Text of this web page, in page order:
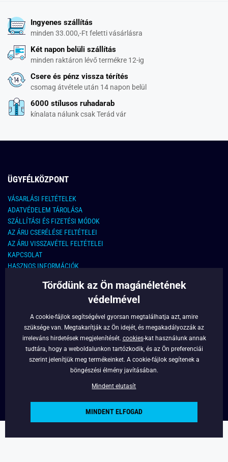
Ingyenes szállítás
minden 33.000,-Ft feletti vásárlásra
Két napon belüli szállítás
minden raktáron lévő termékre 12-ig
Csere és pénz vissza térítés
csomag átvétele után 14 napon belül
6000 stílusos ruhadarab
kínalata nálunk csak Terád vár
ÜGYFÉLKÖZPONT
VÁSARLÁSI FELTÉTELEK
ADATVÉDELEM TÁROLÁSA
SZÁLLÍTÁSI ÉS FIZETÉSI MÓDOK
AZ ÁRU CSERÉLÉSE FELTÉTELEI
AZ ÁRU VISSZAVÉTEL FELTÉTELEI
KAPCSOLAT
HASZNOS INFORMÁCIÓK
KAPCSOLAT
info@legyferfi.hu
FONTOS INFORMÁCIÓK
RÓLUNK
Törődünk az Ön magánéletének
védelmével
A cookie-fájlok segítségével gyorsan megtalálhatja azt, amire
szüksége van. Megtakarítják az Ön idejét, és megakadályozzák az
irreleváns hirdetések megjelenítését. cookies-kat használunk annak
tudtára, hogy a weboldalunkon tartózkodik, és az Ön preferenciái
szerint jelenítjük meg termékeinket. A cookie-fájlok segítenek a
böngészési élmény javításában.
Mindent elutasít
MINDENT ELFOGAD